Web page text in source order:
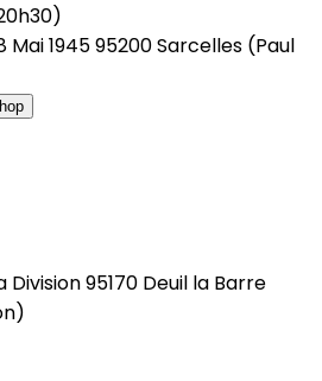
Mai 1945 95200 Sarcelles (Paul
Division 95170 Deuil la Barre